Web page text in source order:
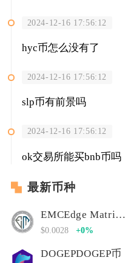
2024-12-16 17:56:12
hyc币怎么没有了
2024-12-16 17:56:12
slp币有前景吗
2024-12-16 17:56:12
ok交易所能买bnb币吗
最新币种
EMCEdge Matrix Chain
$0.0028 +0%
DOGEPDOGEP币